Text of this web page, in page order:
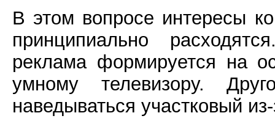
В этом вопросе интересы
принципиально
реклама формируется на
умному телевизору.
наведываться участковый